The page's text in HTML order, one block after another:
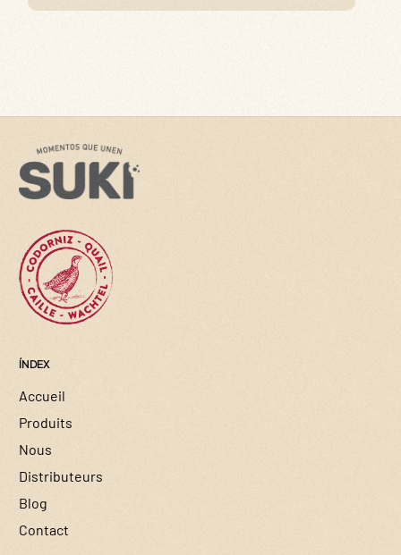
ÍNDEX
Accueil
Produits
Nous
Distributeurs
Blog
Contact